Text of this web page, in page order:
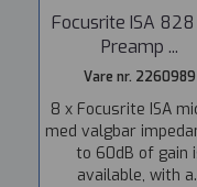
Focusrite ISA 828
Preamp ...
Vare nr. 2260989
8 x Focusrite ISA
med valgbar
to 60dB of gain
available, with